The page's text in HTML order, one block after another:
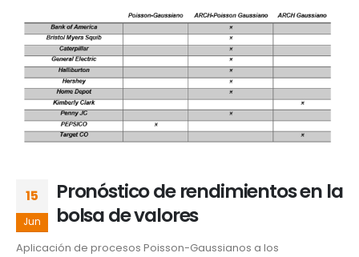
15
Jun
Pronóstico de rendimientos en la
bolsa de valores
Aplicación de procesos Poisson-Gaussianos a los